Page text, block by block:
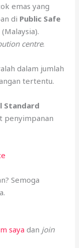
emas yang
di Public Safe
centre.
dalam jumlah
tertentu.
Standard
penyimpanan
Semoga
saya dan join